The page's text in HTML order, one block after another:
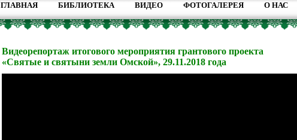
ГЛАВНАЯ БИБЛИОТЕКА ВИДЕО ФОТОГАЛЕРЕЯ О НАС
Видеорепортаж итогового мероприятия грантового проекта
«Святые и святыни земли Омской», 29.11.2018 года